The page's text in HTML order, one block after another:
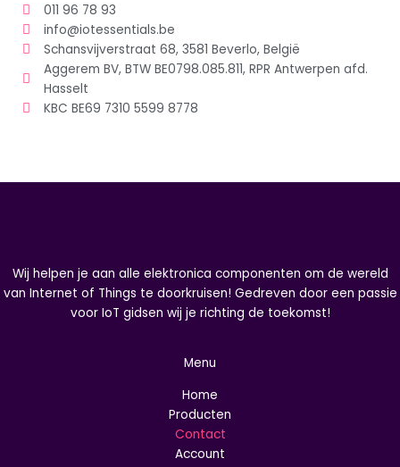
011 96 78 93
info@iotessentials.be
Schansvijverstraat 68, 3581 Beverlo, België
Aggerem BV, BTW BE0798.085.811, RPR Antwerpen afd.
Hasselt
KBC BE69 7310 5599 8778
Wij helpen je aan alle elektronica componenten om de wereld
van Internet of Things te doorkruisen! Gedreven door een passie
voor IoT gidsen wij je richting de toekomst!
Menu
Home
Producten
Contact
Account